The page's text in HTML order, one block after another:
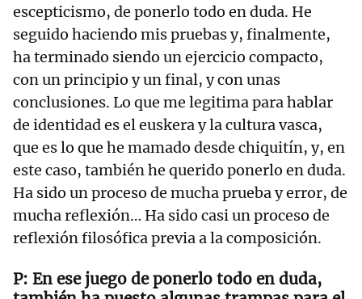
escepticismo, de ponerlo todo en duda. He
seguido haciendo mis pruebas y, finalmente,
ha terminado siendo un ejercicio compacto,
con un principio y un final, y con unas
conclusiones. Lo que me legitima para hablar
de identidad es el euskera y la cultura vasca,
que es lo que he mamado desde chiquitín, y, en
este caso, también he querido ponerlo en duda.
Ha sido un proceso de mucha prueba y error, de
mucha reflexión… Ha sido casi un proceso de
reflexión filosófica previa a la composición.
En ese juego de ponerlo todo en duda,